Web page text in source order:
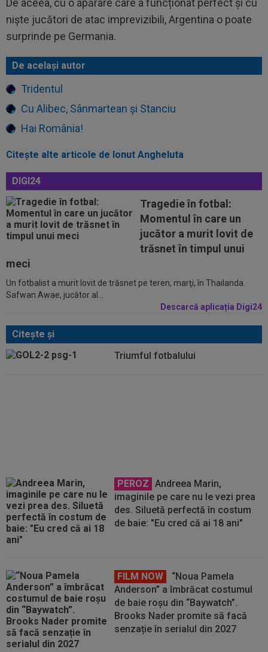
De aceea, cu o apărare care a funcționat perfect și cu
niște jucători de atac imprevizibili, Argentina o poate
surprinde pe Germania.
De același autor
Tridentul
Cu Alibec, Sânmartean și Stanciu
Hai România!
Citeşte alte articole de Ionut Angheluta
DIGI24
Tragedie în fotbal:
Momentul în care un
jucător a murit lovit de
trăsnet în timpul unui
meci
Un fotbalist a murit lovit de trăsnet pe teren, marţi, în Thailanda.
Safwan Awae, jucător al...
Descarcă aplicația Digi24
Citeşte şi
Triumful fotbalului
PEROZ Andreea Marin,
imaginile pe care nu le vezi prea
des. Siluetă perfectă în costum
de baie: "Eu cred că ai 18 ani"
FILM NOW
“Noua Pamela
Anderson” a îmbrăcat costumul
de baie roșu din “Baywatch”.
Brooks Nader promite să facă
senzație în serialul din 2027